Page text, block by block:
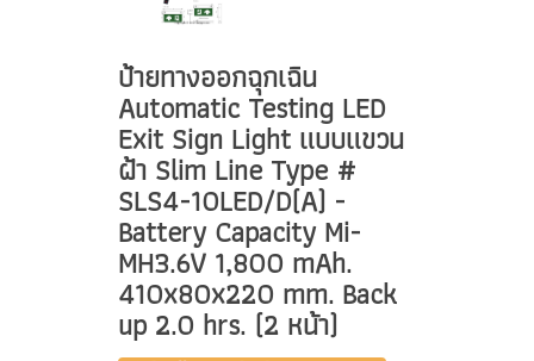
ป้ายทางออกฉุกเฉิน
Automatic Testing LED
Exit Sign Light แบบแขวน
ฝ้า Slim Line Type #
SLS4-10LED/D(A) -
Battery Capacity Mi-
MH3.6V 1,800 mAh.
410x80x220 mm. Back
up 2.0 hrs. (2 หน้า)